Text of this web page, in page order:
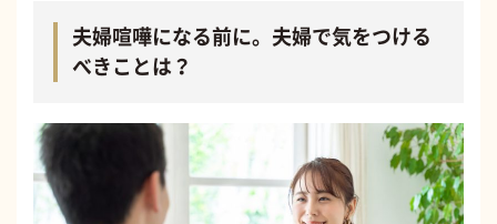
夫婦喧嘩になる前に。夫婦で気をつける
べきことは？